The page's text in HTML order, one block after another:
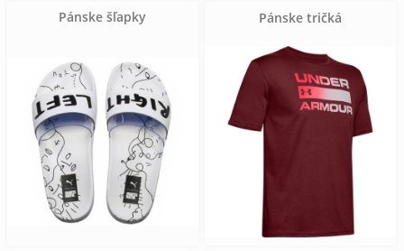
Pánske šľapky Pánske tričká